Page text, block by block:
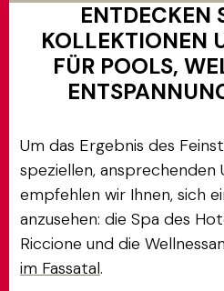
ENTDECKEN
KOLLEKTIONEN
FÜR POOLS,
Um das Ergebnis des
speziellen, ansprechenden
empfehlen wir Ihnen, sich
anzusehen: die Spa des
Riccione und die
im Fassatal.